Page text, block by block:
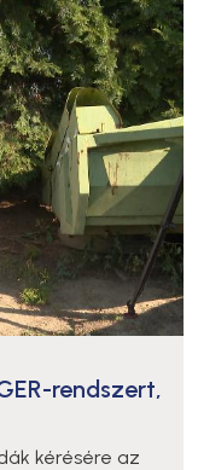
rendszert,
kérésére az